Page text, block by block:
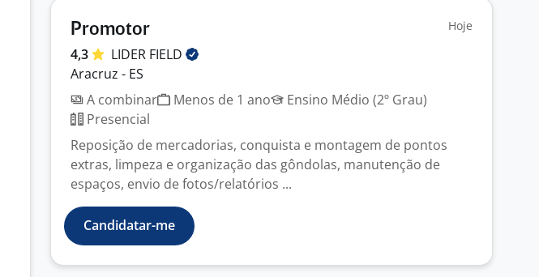
Promotor Hoje
4,3 LIDER FIELD
Aracruz - ES
A combinar
Menos de 1 ano
Ensino Médio (2º Grau)
Presencial
Reposição de mercadorias, conquista e montagem de pontos
extras, limpeza e organização das gôndolas, manutenção de
espaços, envio de fotos/relatórios ...
Candidatar-me